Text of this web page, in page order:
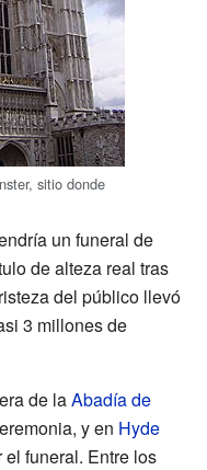
sitio donde
un funeral de
de alteza real tras
del público llevó
3 millones de
de laAbadía de
y en Hyde
funeral. Entre los